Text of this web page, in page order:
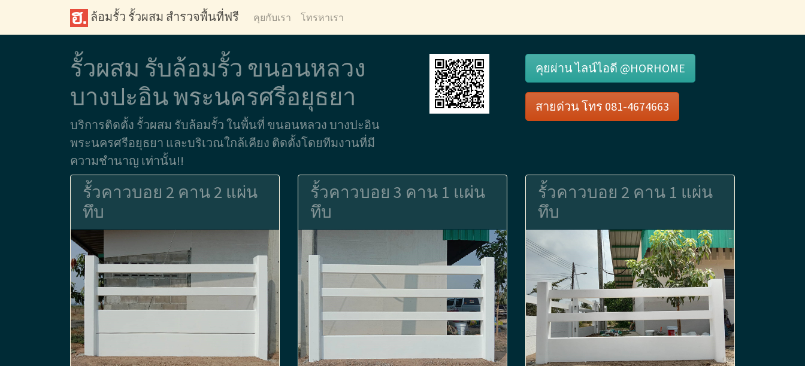
ล้อมรั้ว รั้วผสม สำรวจพื้นที่ฟรี คุยกับเรา โทรหาเรา
รั้วผสม รับล้อมรั้ว ขนอนหลวง
บางปะอิน พระนครศรีอยุธยา
บริการติดตั้ง รั้วผสม รับล้อมรั้ว ในพื้นที่ ขนอนหลวง บางปะอิน
พระนครศรีอยุธยา และบริเวณใกล้เคียง ติดตั้งโดยทีมงานที่มี
ความชำนาญ เท่านั้น!!
คุยผ่าน ไลน์ไอดี @HORHOME
สายด่วน โทร 081-4674663
รั้วคาวบอย 2 คาน 2 แผ่น
ทึบ
รั้วคาวบอย 3 คาน 1 แผ่น
ทึบ
รั้วคาวบอย 2 คาน 1 แผ่น
ทึบ